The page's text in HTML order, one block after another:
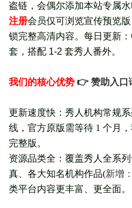
盗链，会偶尔添加本站专属水
注册会员仅可浏览宣传预览版
锁完整高清内容。每日更新：
套， 搭配 1-2 套秀人番外。
我们的核心优势 👉 赞助入口
更新速度快：秀人机构常规系
线，官方原版需等待 1 个月
完整版。
资源品类全：覆盖秀人全系
真、各大知名机构作品(新增
类平台内容更丰富、更全面。